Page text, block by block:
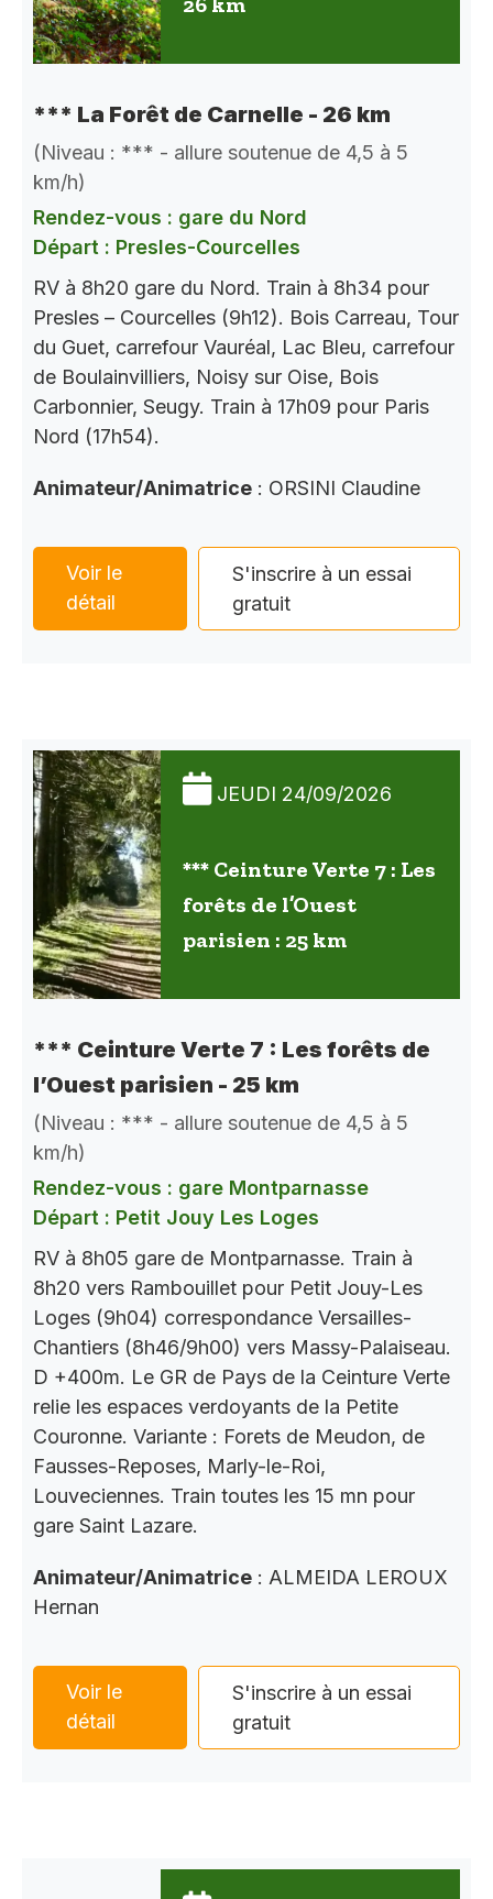
*** La Forêt de Carnelle - 26 km
(Niveau : *** - allure soutenue de 4,5 à 5
km/h)
Rendez-vous : gare du Nord
Départ : Presles-Courcelles
RV à 8h20 gare du Nord. Train à 8h34 pour
Presles – Courcelles (9h12). Bois Carreau, Tour
du Guet, carrefour Vauréal, Lac Bleu, carrefour
de Boulainvilliers, Noisy sur Oise, Bois
Carbonnier, Seugy. Train à 17h09 pour Paris
Nord (17h54).
Animateur/Animatrice : ORSINI Claudine
Voir le
détail
S'inscrire à un essai
gratuit
JEUDI 24/09/2026
*** Ceinture Verte 7 : Les
forêts de l’Ouest
parisien : 25 km
*** Ceinture Verte 7 : Les forêts de
l’Ouest parisien - 25 km
(Niveau : *** - allure soutenue de 4,5 à 5
km/h)
Rendez-vous : gare Montparnasse
Départ : Petit Jouy Les Loges
RV à 8h05 gare de Montparnasse. Train à
8h20 vers Rambouillet pour Petit Jouy-Les
Loges (9h04) correspondance Versailles-
Chantiers (8h46/9h00) vers Massy-Palaiseau.
D +400m. Le GR de Pays de la Ceinture Verte
relie les espaces verdoyants de la Petite
Couronne. Variante : Forets de Meudon, de
Fausses-Reposes, Marly-le-Roi,
Louveciennes. Train toutes les 15 mn pour
gare Saint Lazare.
Animateur/Animatrice : ALMEIDA LEROUX
Hernan
Voir le
détail
S'inscrire à un essai
gratuit